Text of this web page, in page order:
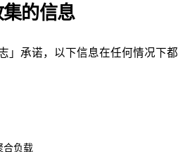
的信息
」承诺，以下信息在任何情况下都
合负载